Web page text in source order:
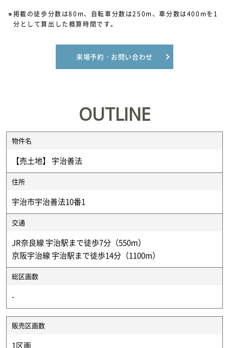
※掲載の徒歩分数は80m、自転車分数は250m、車分数は400mを1
分として算出した概算時間です。
来場予約・お問い合わせ
OUTLINE
物件名
【売土地】 宇治善法
住所
宇治市宇治善法10番1
交通
JR奈良線 宇治駅まで徒歩7分（550m）
京阪宇治線 宇治駅まで徒歩14分（1100m）
総区画数
-
販売区画数
1区画